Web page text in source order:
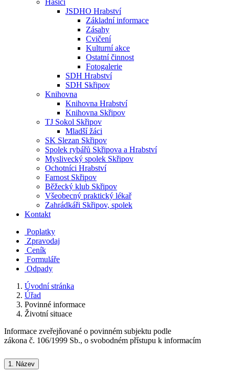
Hasiči
JSDHO Hrabství
Základní informace
Zásahy
Cvičení
Kulturní akce
Ostatní činnost
Fotogalerie
SDH Hrabství
SDH Skřipov
Knihovna
Knihovna Hrabství
Knihovna Skřipov
TJ Sokol Skřipov
Mladší žáci
SK Slezan Skřipov
Spolek rybářů Skřipova a Hrabství
Myslivecký spolek Skřipov
Ochotníci Hrabství
Farnost Skřipov
Běžecký klub Skřipov
Všeobecný praktický lékař
Zahrádkáři Skřipov, spolek
Kontakt
Poplatky
Zpravodaj
Ceník
Formuláře
Odpady
Úvodní stránka
Úřad
Povinné informace
Životní situace
Informace zveřejňované o povinném subjektu podle
zákona č. 106/1999 Sb., o svobodném přístupu k informacím
1. Název